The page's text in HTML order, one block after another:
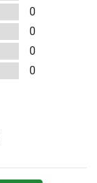
0
0
0
0